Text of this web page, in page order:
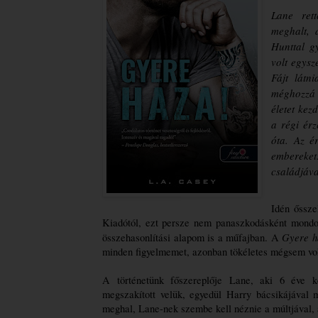
Lane
meghalt,
Hunttal
volt
Fájt
életet
a régi
óta. Az
Idén
Kiadótól, ezt persze nem panaszkodásként
összehasonlítási alapom is a műfajban. A Gyere
minden figyelmemet, azonban tökéletes mégsem
A történetünk főszereplője Lane, aki 6 éve
megszakított velük, egyedül Harry bácsikájával
meghal, Lane-nek szembe kell néznie a